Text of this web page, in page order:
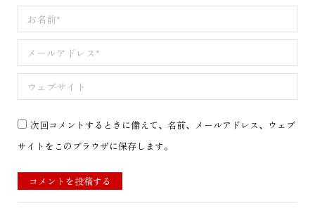
お名前 *
メールアドレス *
ウェブサイト
次回コメントするときに備えて、名前、メールアドレス、ウェブ
サイトをこのブラウザに保存します。
コメントを投稿する